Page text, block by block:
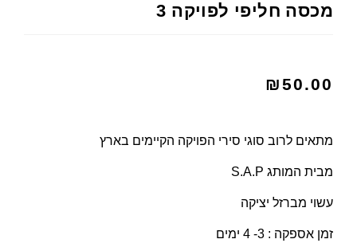
מכסה חליפי לפויקה 3
₪50.00
מתאים לרוב סוגי סירי הפויקה הקיימים בארץ
מבית המותג S.A.P
עשוי מברזל יציקה
זמן אספקה : 3- 4 ימים